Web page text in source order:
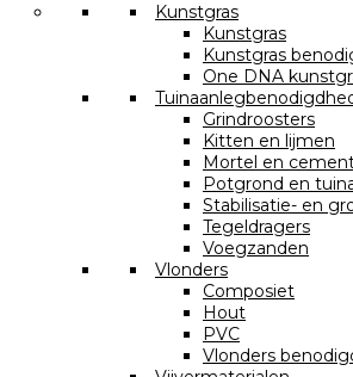
Kunstgras
Kunstgras
Kunstgras
One DNA
Grindroosters
Kitten en lijmen
Mortel en
Potgrond en
Stabilisatie- en
Tegeldragers
Voegzanden
Vlonders
Composiet
Hout
PVC
Vlonders